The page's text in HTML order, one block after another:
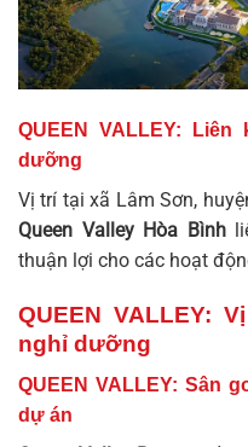
QUEEN VALLEY:
dưỡng
Vị trí tại xã Lâm Sơn,
Queen Valley Hòa Bình
thuận lợi cho các hoạt
QUEEN VALLEY:
nghỉ dưỡng
QUEEN VALLEY: Sân
dự án